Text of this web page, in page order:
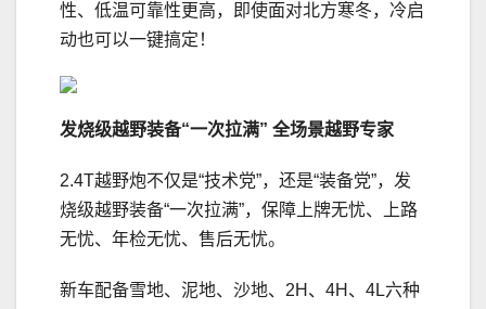
性、低温可靠性更高，即使面对北方寒冬，冷启
动也可以一键搞定！
发烧级越野装备“一次拉满” 全场景越野专家
2.4T越野炮不仅是“技术党”，还是“装备党”，发
烧级越野装备“一次拉满”，保障上牌无忧、上路
无忧、年检无忧、售后无忧。
新车配备雪地、泥地、沙地、2H、4H、4L六种